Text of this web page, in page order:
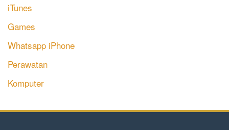
iTunes
Games
Whatsapp iPhone
Perawatan
Komputer